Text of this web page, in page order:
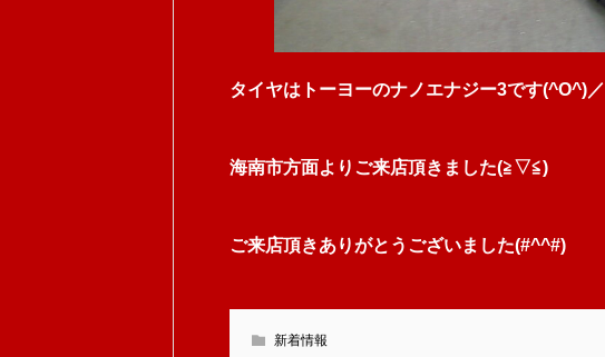
タイヤはトーヨーのナノエナジー3です(^O^)／
海南市方面よりご来店頂きました(≧▽≦)
ご来店頂きありがとうございました(#^^#)
新着情報